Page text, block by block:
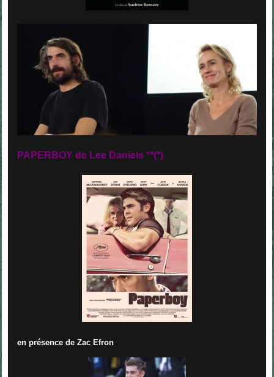
PAPERBOY de Lee Daniels **(*)
en présence de Zac Efron